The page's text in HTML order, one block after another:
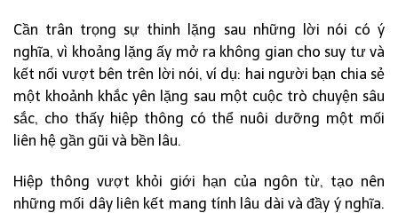
Cần trân trọng sự thinh lặng sau những lời nói có ý
nghĩa, vì khoảng lặng ấy mở ra không gian cho suy tư và
kết nối vượt bên trên lời nói, ví dụ: hai người bạn chia sẻ
một khoảnh khắc yên lặng sau một cuộc trò chuyện sâu
sắc, cho thấy hiệp thông có thể nuôi dưỡng một mối
liên hệ gần gũi và bền lâu.
Hiệp thông vượt khỏi giới hạn của ngôn từ, tạo nên
những mối dây liên kết mang tính lâu dài và đầy ý nghĩa.